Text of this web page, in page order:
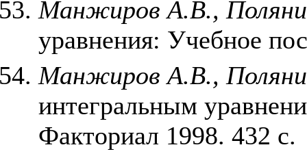
Манжиров А.В.,
уравнения: Учебное
Манжиров А.В.,
интегральным
Факториал 1998. 432 с.